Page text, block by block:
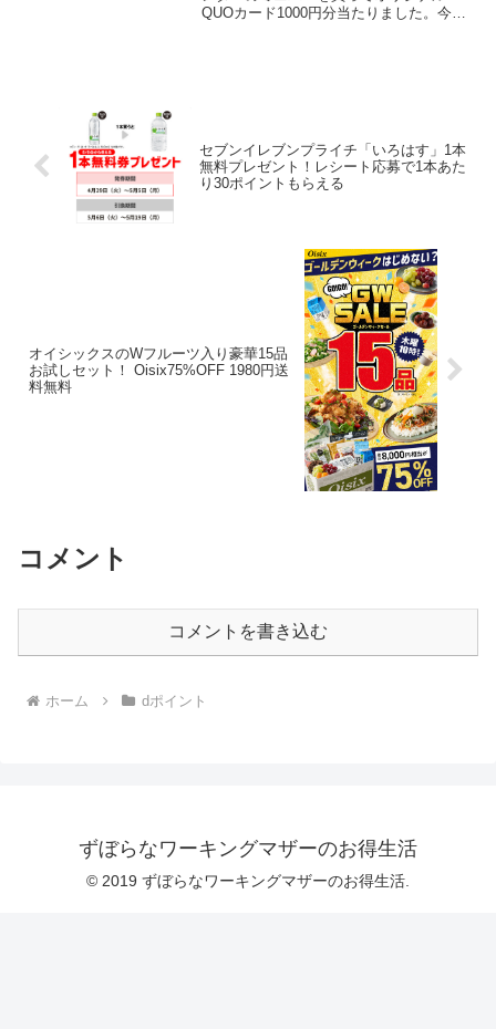
るチャンスほか
QUOカード1000円分当たりました。今朝
セブンイレブンプライチ「いろはす」1本
無料プレゼント！レシート応募で1本あた
り30ポイントもらえる
オイシックスのWフルーツ入り豪華15品
お試しセット！ Oisix75%OFF 1980円送
料無料
コメント
コメントを書き込む
ホーム dポイント
ずぼらなワーキングマザーのお得生活
© 2019 ずぼらなワーキングマザーのお得生活.